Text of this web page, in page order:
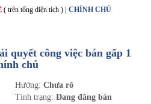
( trên tổng diện tích ) | CHÍNH CHỦ
quyết công việc bán gấp 1
chủ
Hướng: Chưa rõ
Tình trạng: Đang đăng bán